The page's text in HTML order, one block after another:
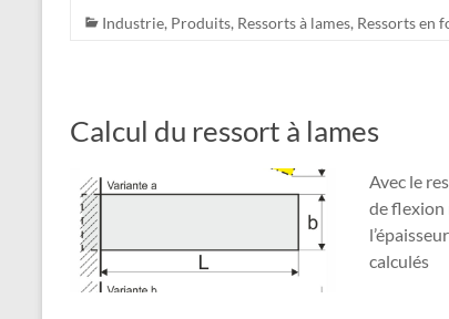
Industrie, Produits, Ressorts à lames, Ressorts en
Calcul du ressort à lames
Avec le
de flexion
calculés